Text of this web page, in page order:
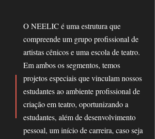
O NEELIC é uma estrutura que
compreende um grupo profissional de
artistas cênicos e uma escola de teatro.
Em ambos os segmentos, temos
projetos especiais que vinculam nossos
estudantes ao ambiente profissional de
criação em teatro, oportunizando a
estudantes, além de desenvolvimento
pessoal, um início de carreira, caso seja